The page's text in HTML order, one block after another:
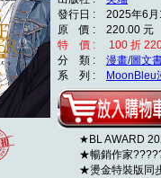
發行日 : 2025年6月
原 價 : 220.00 元
特 價 : 100 折
分 類 : 漫畫/圖文
系 列 :
MoonBleu
★BL AWARD
★暢銷作家??????
★燙金特裝版同